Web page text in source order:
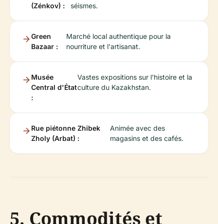
(Zénkov) :
séismes.
Green
Bazaar :
Marché local authentique pour la
nourriture et l'artisanat.
Musée
Central d'État
:
Vastes expositions sur l'histoire et la
culture du Kazakhstan.
Rue piétonne Zhibek
Zholy (Arbat) :
Animée avec des
magasins et des cafés.
5. Commodités et